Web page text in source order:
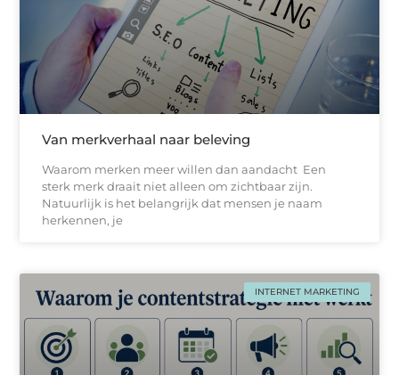
Van merkverhaal naar beleving
Waarom merken meer willen dan aandacht Een
sterk merk draait niet alleen om zichtbaar zijn.
Natuurlijk is het belangrijk dat mensen je naam
herkennen, je
INTERNET MARKETING